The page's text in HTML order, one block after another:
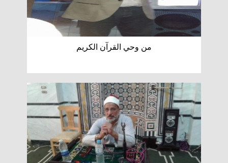
من وحي القرآن الكريم